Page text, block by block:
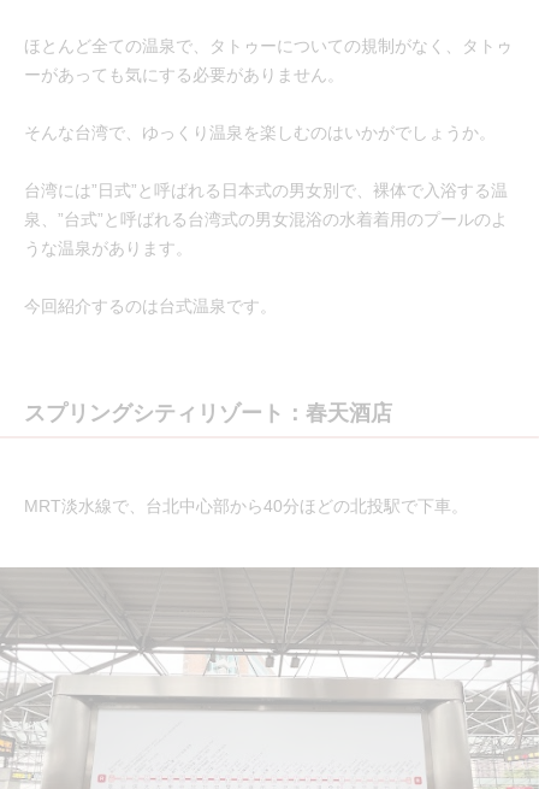
ほとんど全ての温泉で、タトゥーについての規制がなく、タトゥ
ーがあっても気にする必要がありません。
そんな台湾で、ゆっくり温泉を楽しむのはいかがでしょうか。
台湾には”日式”と呼ばれる日本式の男女別で、裸体で入浴する温
泉、”台式”と呼ばれる台湾式の男女混浴の水着着用のプールのよ
うな温泉があります。
今回紹介するのは台式温泉です。
スプリングシティリゾート：春天酒店
MRT淡水線で、台北中心部から40分ほどの北投駅で下車。